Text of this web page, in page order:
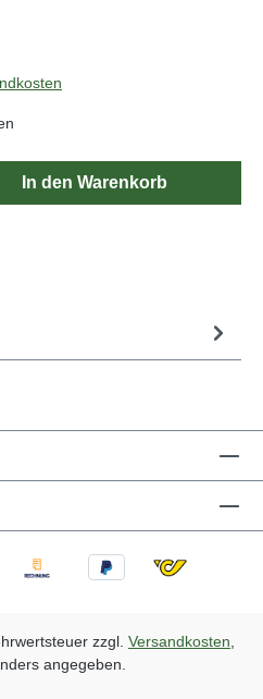
den gewünschten
In den Warenkorb
zzgl. Versandkosten
angegeben.